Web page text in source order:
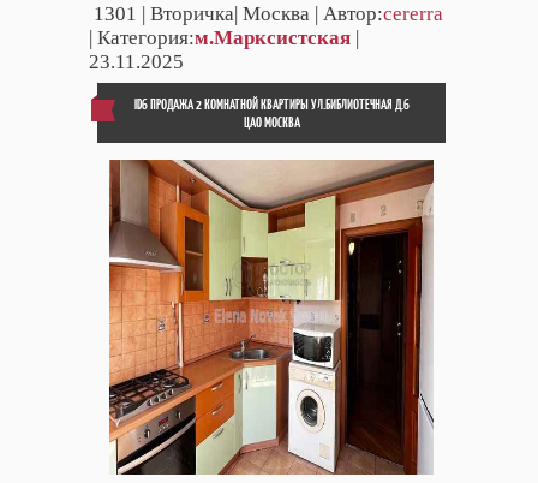
1301 | Вторичка| Москва | Автор:cererra
| Категория:м.Марксистская |
23.11.2025
ID6 ПРОДАЖА 2 КОМНАТНОЙ КВАРТИРЫ УЛ.БИБЛИОТЕЧНАЯ Д.6
ЦАО МОСКВА